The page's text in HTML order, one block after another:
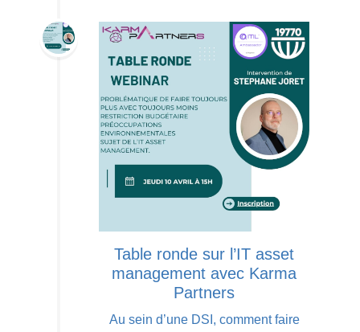
Table ronde sur l’IT asset
management avec Karma
Partners
Au sein d’une DSI, comment faire